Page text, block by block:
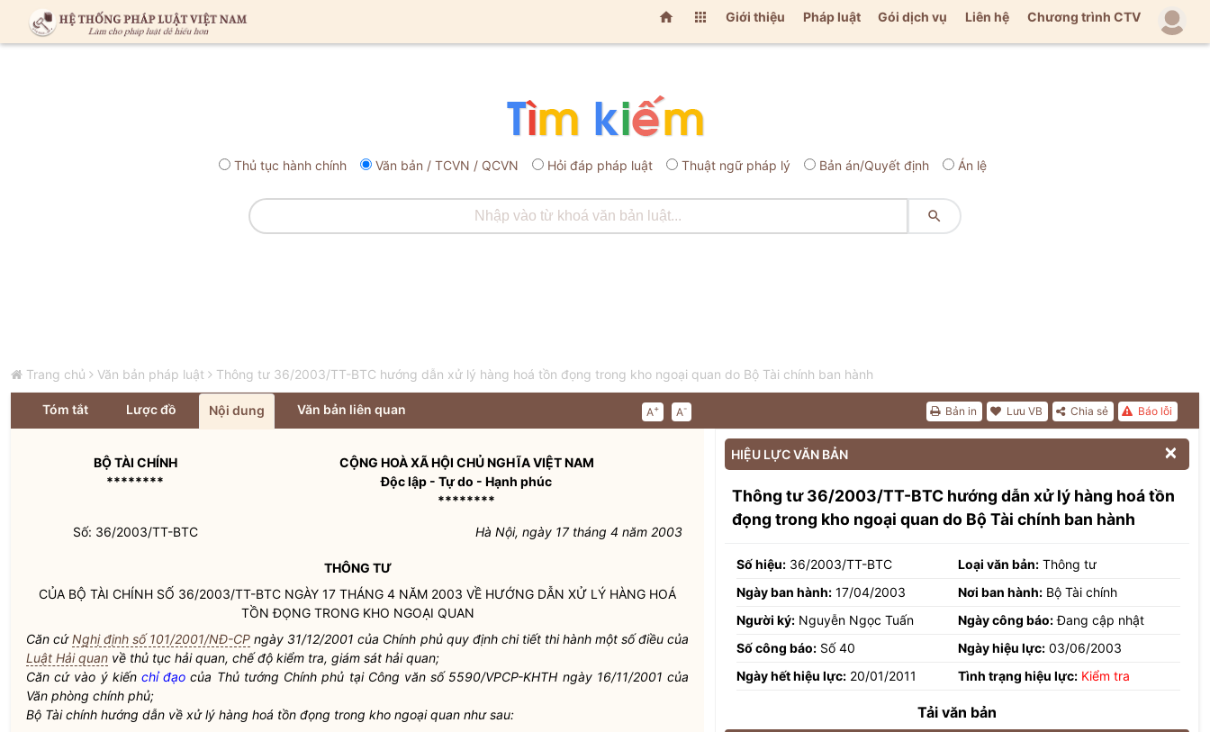
  Giới thiệu Pháp luật Gói dịch vụ Liên hệ Chương trình CTV
Thủ tục hành chính Văn bản / TCVN / QCVN Hỏi đáp pháp luật Thuật ngữ pháp lý Bản án/Quyết định Án lệ

Trang chủ Văn bản pháp luật Thông tư 36/2003/TT-BTC hướng dẫn xử lý hàng hoá tồn đọng trong kho ngoại quan do Bộ Tài chính ban hành
Tóm tắt Lược đồ Nội dung Văn bản liên quan A+ A- Báo lỗi
Chia sẻ
Lưu VB
Bản in
BỘ TÀI CHÍNH
********
CỘNG HOÀ XÃ HỘI CHỦ NGHĨA VIỆT NAM
Độc lập - Tự do - Hạnh phúc
********
Số: 36/2003/TT-BTC Hà Nội, ngày 17 tháng 4 năm 2003
THÔNG TƯ
CỦA BỘ TÀI CHÍNH SỐ 36/2003/TT-BTC NGÀY 17 THÁNG 4 NĂM 2003 VỀ HƯỚNG DẪN XỬ LÝ HÀNG HOÁ
TỒN ĐỌNG TRONG KHO NGOẠI QUAN
Căn cứNghị định số 101/2001/NĐ-CP ngày 31/12/2001 của Chính phủ quy định chi tiết thi hành một số điều của
Luật Hải quan về thủ tục hải quan, chế độ kiểm tra, giám sát hải quan;
Căn cứ vào ý kiếnchỉ đạo của Thủ tướng Chính phủ tại Công văn số 5590/VPCP-KHTH ngày 16/11/2001 của
Văn phòng chính phủ;
Bộ Tài chính hướng dẫn về xử lý hàng hoá tồn đọng trong kho ngoại quan như sau:
HIỆU LỰC VĂN BẢN 
Thông tư 36/2003/TT-BTC hướng dẫn xử lý hàng hoá tồn
đọng trong kho ngoại quan do Bộ Tài chính ban hành
Số hiệu: 36/2003/TT-BTC Loại văn bản: Thông tư
Ngày ban hành: 17/04/2003 Nơi ban hành: Bộ Tài chính
Người ký: Nguyễn Ngọc Tuấn Ngày công báo:Đang cập nhật
Số công báo: Số 40 Ngày hiệu lực: 03/06/2003
Ngày hết hiệu lực: 20/01/2011 Tình trạng hiệu lực: Kiểm tra
Tải văn bản